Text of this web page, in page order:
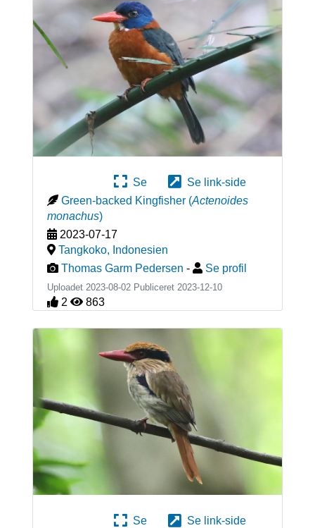
Se
Se link-side
Green-backed Kingfisher (Actenoides
monachus)
2023-07-17
Tangkoko, Indonesien
Thomas Garm Pedersen - Se profil
Uploadet 2023-08-02 Publiceret 2023-12-10
2 863
Se
Se link-side